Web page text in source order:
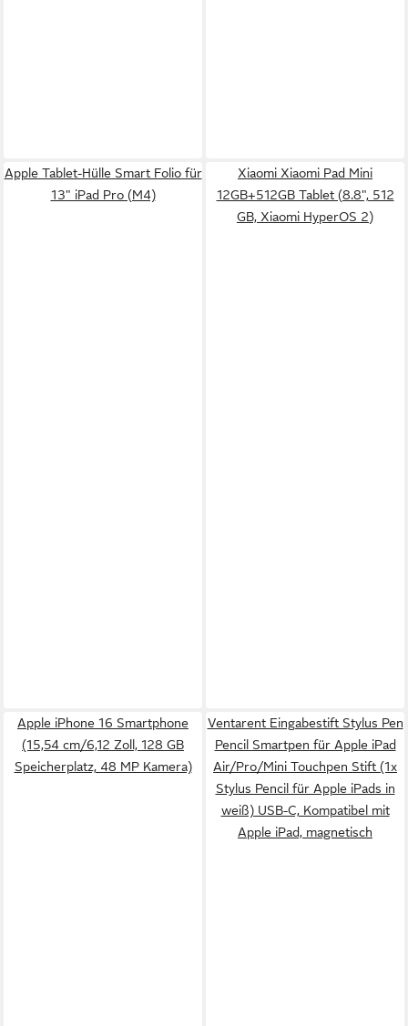
Apple Tablet-Hülle Smart Folio für
13" iPad Pro (M4)
Xiaomi Xiaomi Pad Mini
12GB+512GB Tablet (8.8", 512
GB, Xiaomi HyperOS 2)
Apple iPhone 16 Smartphone
(15,54 cm/6,12 Zoll, 128 GB
Speicherplatz, 48 MP Kamera)
Ventarent Eingabestift Stylus Pen
Pencil Smartpen für Apple iPad
Air/Pro/Mini Touchpen Stift (1x
Stylus Pencil für Apple iPads in
weiß) USB-C, Kompatibel mit
Apple iPad, magnetisch